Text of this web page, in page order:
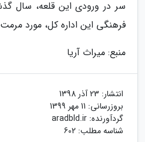
سر در ورودی این قلعه، سال
فرهنگی این اداره کل، مورد
منبع: میراث آریا
انتشار: 23 آذر 1398
بروزرسانی: 11 مهر 1399
گردآورنده: aradbld.ir
شناسه مطلب: 602